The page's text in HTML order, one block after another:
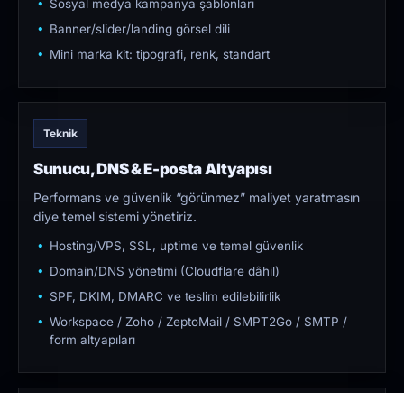
Sosyal medya kampanya şablonları
Banner/slider/landing görsel dili
Mini marka kit: tipografi, renk, standart
Teknik
Sunucu, DNS & E-posta Altyapısı
Performans ve güvenlik “görünmez” maliyet yaratmasın
diye temel sistemi yönetiriz.
Hosting/VPS, SSL, uptime ve temel güvenlik
Domain/DNS yönetimi (Cloudflare dâhil)
SPF, DKIM, DMARC ve teslim edilebilirlik
Workspace / Zoho / ZeptoMail / SMPT2Go / SMTP /
form altyapıları